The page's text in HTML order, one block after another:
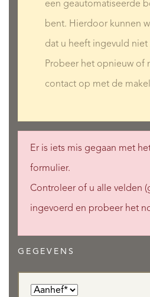
een geautomatiseerde
bent. Hierdoor kunnen
dat u heeft ingevuld niet
Probeer het opnieuw of
contact op met de
Er is iets mis gegaan met
formulier.
Controleer of u alle velden
ingevoerd en probeer het
GEGEVENS